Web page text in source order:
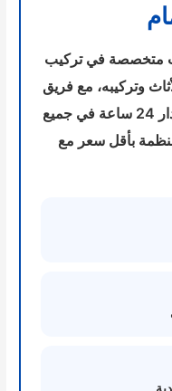
متخصصة في تركيب
وتركيبه، مع فريق
عمل قوي ومتكامل يعمل على مدار 24 ساعة في جميع
بأقل سعر مع